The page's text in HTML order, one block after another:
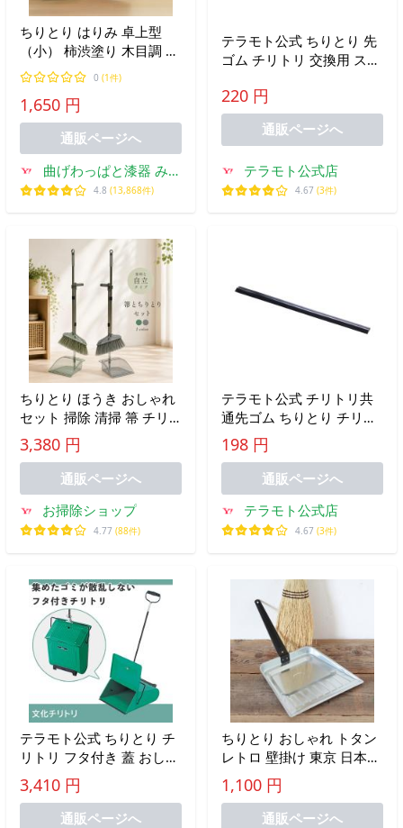
ちりとり はりみ 卓上型
（小） 柿渋塗り 木目調 日
本製 ハリミ 塵取り チリト
リ 穴付き 国産 室内 おし
ゃれ 軽い Broom Craft 深
海産業 掃き掃除 掃除道具
0 (1件)
1,650 円
通販ページへ
曲げわっぱと漆器 みよ
し漆器本舗
4.8 (13,868件)
テラモト公式 ちりとり 先
ゴム チリトリ 交換用 スペ
用 庭 文化 BM MM文化
220 円
通販ページへ
テラモト公式店
4.67 (3件)
ちりとり ほうき おしゃれ
セット 掃除 清掃 箒 チリ
トリ 自立式 透明 お洒落
室内 屋外 玄関 軽量
3,380 円
通販ページへ
お掃除ショップ
4.77 (88件)
テラモト公式 チリトリ共
通先ゴム ちりとり チリト
リ 交換用 スペア ゴム 掃
除 そうじ 業務用 庭
198 円
通販ページへ
テラモト公式店
4.67 (3件)
テラモト公式 ちりとり チ
リトリ フタ付き 蓋 おしゃ
れ 玄関 庭 エントランス
落ち葉 掃除 そうじ 業務用
3,410 円
通販ページへ
ちりとり おしゃれ トタン
レトロ 壁掛け 東京 日本製
松野屋
1,100 円
通販ページへ